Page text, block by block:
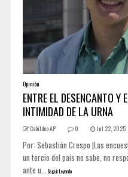
Opinión
ENTRE EL DESENCANTO
INTIMIDAD DE LA URNA
Cabildeo AP 0 Jul 22, 2025
Por: Sebastián Crespo |Las
un tercio del país no sabe, no
ante u... Seguir Leyendo